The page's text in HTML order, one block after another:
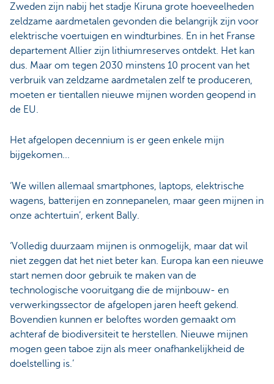
Zweden zijn nabij het stadje Kiruna grote hoeveelheden
zeldzame aardmetalen gevonden die belangrijk zijn voor
elektrische voertuigen en windturbines. En in het Franse
departement Allier zijn lithiumreserves ontdekt. Het kan
dus. Maar om tegen 2030 minstens 10 procent van het
verbruik van zeldzame aardmetalen zelf te produceren,
moeten er tientallen nieuwe mijnen worden geopend in
de EU.
Het afgelopen decennium is er geen enkele mijn
bijgekomen...
‘We willen allemaal smartphones, laptops, elektrische
wagens, batterijen en zonnepanelen, maar geen mijnen in
onze achtertuin’, erkent Bally.
‘Volledig duurzaam mijnen is onmogelijk, maar dat wil
niet zeggen dat het niet beter kan. Europa kan een nieuwe
start nemen door gebruik te maken van de
technologische vooruitgang die de mijnbouw- en
verwerkingssector de afgelopen jaren heeft gekend.
Bovendien kunnen er beloftes worden gemaakt om
achteraf de biodiversiteit te herstellen. Nieuwe mijnen
mogen geen taboe zijn als meer onafhankelijkheid de
doelstelling is.’